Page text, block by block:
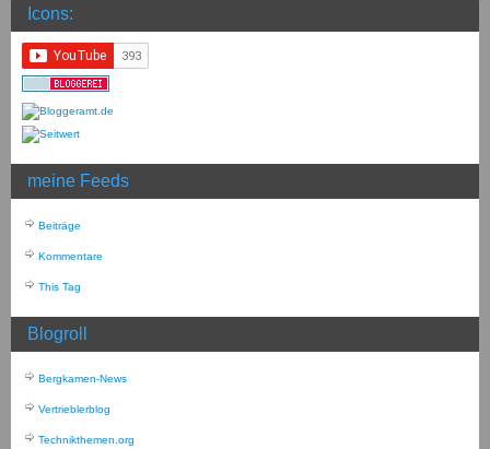
Icons:
meine Feeds
Beiträge
Kommentare
This Tag
Blogroll
Bergkamen-News
Vertrieblerblog
Technikthemen.org